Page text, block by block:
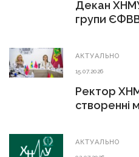
Декан
групи
АКТУАЛЬНО
15.07.2026
Ректор
створенні
АКТУАЛЬНО